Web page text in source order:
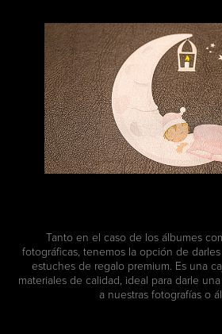
Tanto en el caso de los álbumes
fotográficas, tenemos la opción de
estuches de regalo premium. Es una
materiales de calidad, ideal para darle
a nuestras fotografías o